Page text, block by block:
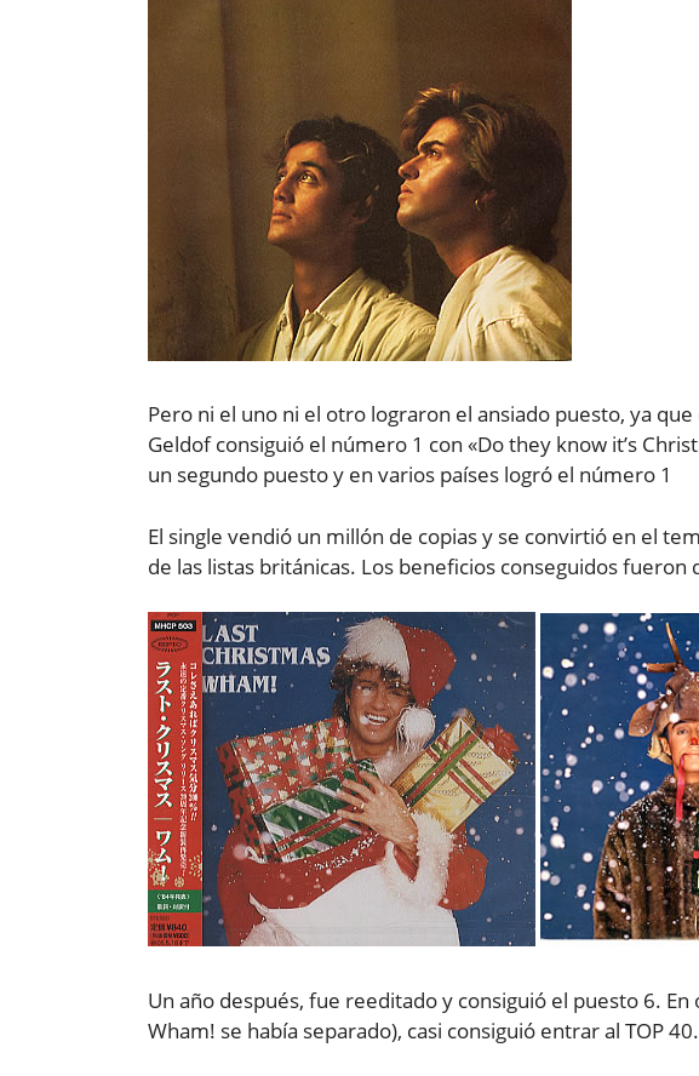
Pero ni el uno ni el otro lograron el ansiado puesto, ya
Geldof consiguió el número 1 con «Do they know it’s
un segundo puesto y en varios países logró el número 1
El single vendió un millón de copias y se convirtió en el
de las listas británicas. Los beneficios conseguidos
Un año después, fue reeditado y consiguió el puesto 6.
Wham! se había separado), casi consiguió entrar al TOP 40.